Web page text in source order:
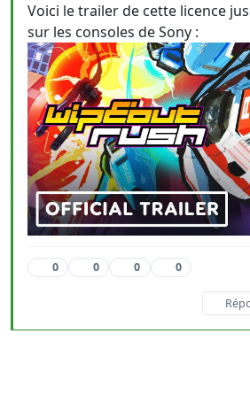
Voici le trailer de cette licence
sur les consoles de Sony :
0 0 0 0